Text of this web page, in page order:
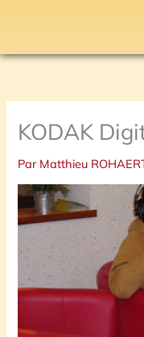
KODAK
Par Matthieu